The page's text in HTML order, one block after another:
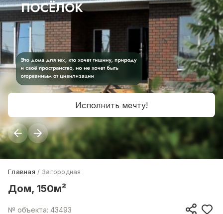
Исполнить мечту!
Главная Загородная
Дом, 150м²
№ объекта: 43493